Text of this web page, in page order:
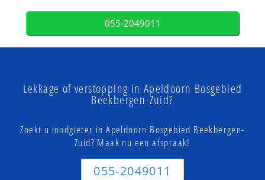
055-2049011
Lekkage of verstopping in Apeldoorn Bosgebied
Beekbergen-Zuid?
Zoekt u loodgieter in Apeldoorn Bosgebied Beekbergen-
Zuid? Maak nu een afspraak!
055-2049011